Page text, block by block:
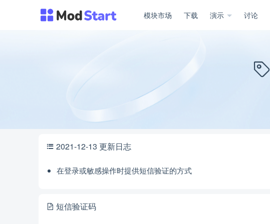
模块市场 下载 演示 讨论
2021-12-13 更新日志
在登录或敏感操作时提供短信验证的方式
短信验证码